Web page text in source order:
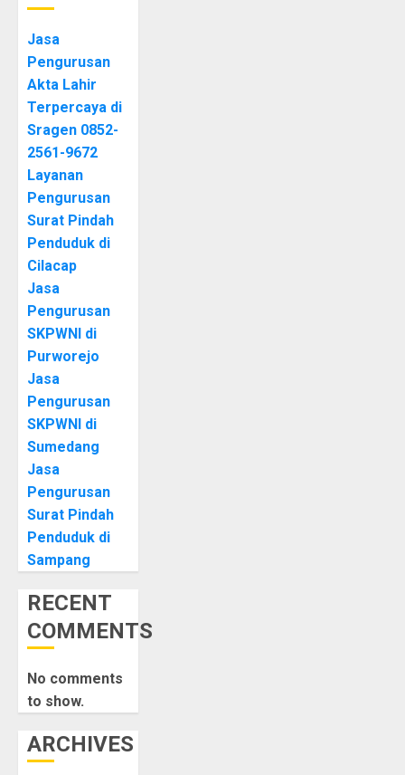
Jasa
Pengurusan
Akta Lahir
Terpercaya di
Sragen 0852-
2561-9672
Layanan
Pengurusan
Surat Pindah
Penduduk di
Cilacap
Jasa
Pengurusan
SKPWNI di
Purworejo
Jasa
Pengurusan
SKPWNI di
Sumedang
Jasa
Pengurusan
Surat Pindah
Penduduk di
Sampang
RECENT
COMMENTS
No comments
to show.
ARCHIVES